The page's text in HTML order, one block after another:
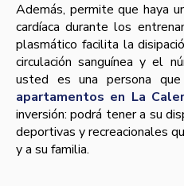
Además, permite que haya
cardíaca durante los
plasmático facilita la
circulación sanguínea y el
usted es una persona
apartamentos en La
inversión: podrá tener a su
deportivas y recreacionales
y a su familia.